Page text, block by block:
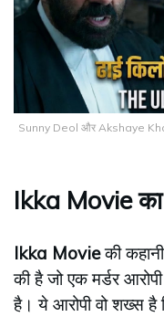
Sunny Deol और Akshaye
Ikka Movie का
Ikka Movieकी
की है जो एक मर्डर
है। ये आरोपी वो शख्स